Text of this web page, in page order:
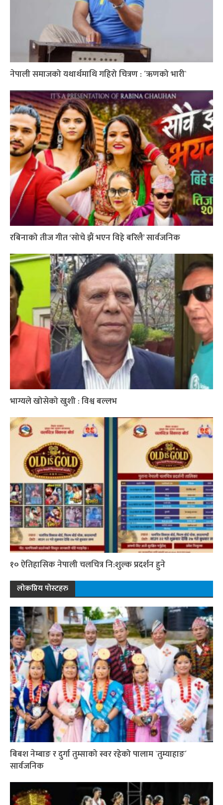
नेपाली समाजको यथार्थमाथि गहिरो चित्रण : ´ऋणको भारी`
रबिनाको तीज गीत ‘सोचे झैं भएन विहे बरिलै’ सार्वजनिक
भाग्यले खोसेको खुशी : विश्व बल्लभ
१० ऐतिहासिक नेपाली चलचित्र नि:शुल्क प्रदर्शन हुने
लोकप्रिय पोस्टहरु
बिबश नेम्बाङ र दुर्गा तुम्साको स्वर रहेको पालाम `तुम्याहाङ´
सार्वजनिक